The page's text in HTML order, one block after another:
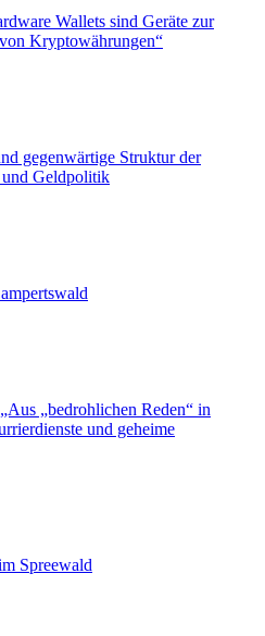
Wallets sind Geräte zur
Kryptowährungen“
gegenwärtige Struktur der
und Geldpolitik
„bedrohlichen Reden“ in
und geheime
Spreewald